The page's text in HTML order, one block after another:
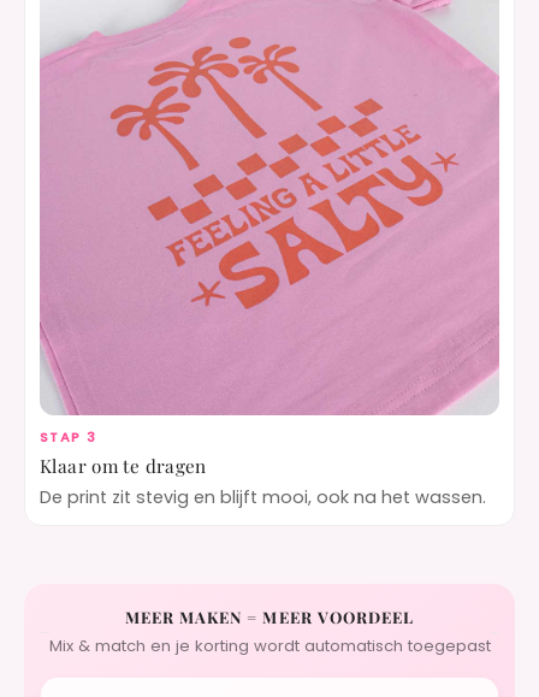
STAP 3
Klaar om te dragen
De print zit stevig en blijft mooi, ook na het wassen.
MEER MAKEN = MEER VOORDEEL
Mix & match en je korting wordt automatisch toegepast